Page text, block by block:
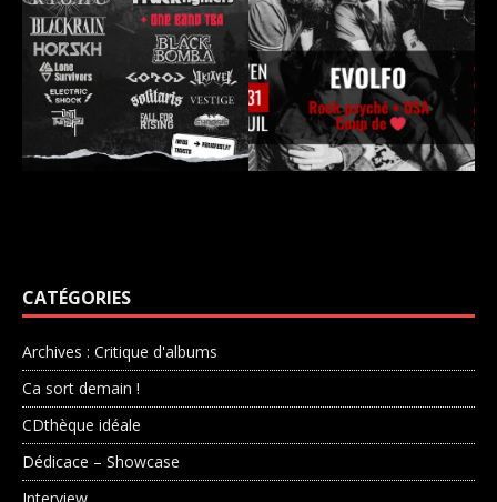
CATÉGORIES
Archives : Critique d'albums
Ca sort demain !
CDthèque idéale
Dédicace – Showcase
Interview